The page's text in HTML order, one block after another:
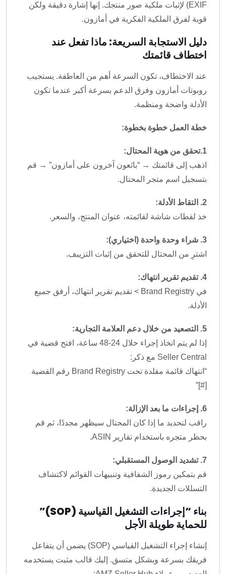
EXIF) لإثبات ملكية صور منتجك. إنها إشارة دقيقة ولكن
قوية لفرق الملكية الفكرية في أمازون.
دليل الاستجابة السريعة: ماذا تفعل عند
اختطاف قائمتك
عند الاختطاف، تكون السرعة أهم من العاطفة. يستجيب
روبوتات أمازون وفرق الدعم بسرعة أكبر عندما تكون
الأدلة واضحة ومنظمة.
خطة العمل خطوة بخطوة:
1.تحقق من هوية المحتال:
اذهب إلى قائمتك → “بائعون آخرون على أمازون” → قم
بتسجيل اسم متجر المحتال.
2. التقاط الأدلة:
خذ لقطات شاشة لقائمته، عنوان المنتج، والسعر.
3. شراء وحدة واحدة (اختياري):
اشترِ من المحتال للتحقق من إثبات التزييف.
4. تقديم تقرير انتهاك:
في Brand Registry > تقديم تقرير انتهاك، أرفق جميع
الأدلة.
5. التصعيد من خلال دعم العلامة التجارية:
إذا لم يتم اتخاذ إجراء خلال 24-48 ساعة، افتح قضية في
Seller Central مع ذكر:
“انتهاك قائمة مقلدة تحت Brand Registry رقم القضية
[#]”
6. إجراءات ما بعد الإزالة:
راقب لتحديد ما إذا كان المحتال سيظهر مجددًا، ثم قم
بحظر متجره باستخدام تقارير
ASIN.
7. تشديد الوصول المستقبلي:
قم بتمكين رموز الشفافية وتنبيهات القوائم لاكتشاف
التسللات الجديدة.
بناء “إجراءات التشغيل القياسية (SOP)”
للحماية طويلة الأجل
إنشاء إجراء التشغيل القياسي (SOP) يضمن أن يتفاعل
فريقك بسرعة وبشكل متسق. إليك قالب مثبت يستخدمه